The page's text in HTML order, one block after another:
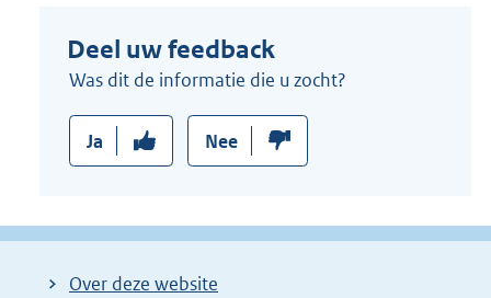
Deel uw feedback
Was dit de informatie die u zocht?
Ja Nee
Over deze website